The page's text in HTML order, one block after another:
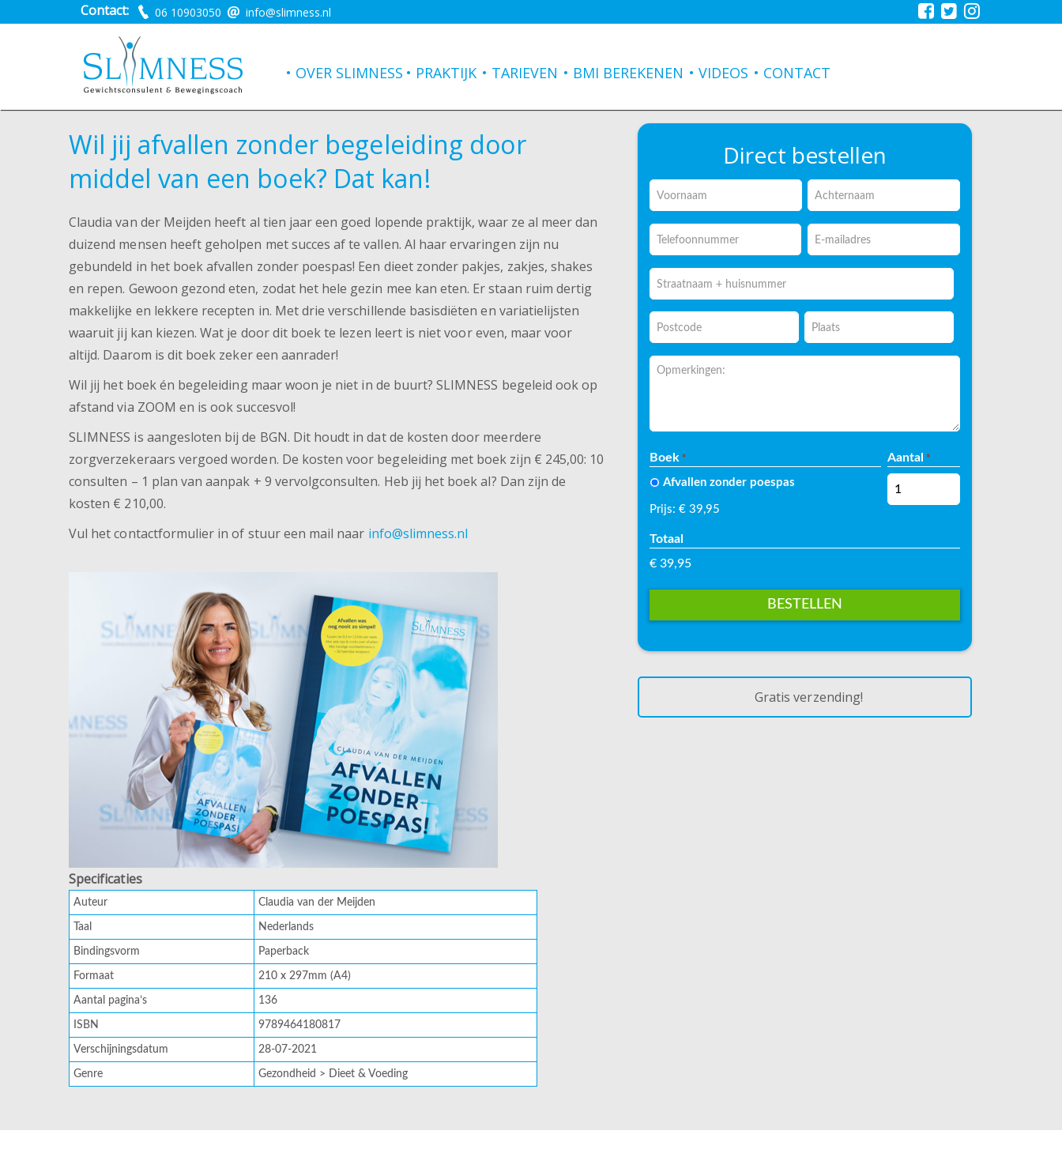
Contact: 06 10903050 info@slimness.nl
OVER SLIMNESS PRAKTIJK TARIEVEN BMI BEREKENEN VIDEOS CONTACT
Wil jij afvallen zonder begeleiding door
middel van een boek? Dat kan!
Claudia van der Meijden heeft al tien jaar een goed lopende praktijk, waar ze al meer dan
duizend mensen heeft geholpen met succes af te vallen. Al haar ervaringen zijn nu
gebundeld in het boek afvallen zonder poespas! Een dieet zonder pakjes, zakjes, shakes
en repen. Gewoon gezond eten, zodat het hele gezin mee kan eten. Er staan ruim dertig
makkelijke en lekkere recepten in. Met drie verschillende basisdiëten en variatielijsten
waaruit jij kan kiezen. Wat je door dit boek te lezen leert is niet voor even, maar voor
altijd. Daarom is dit boek zeker een aanrader!
Wil jij het boek én begeleiding maar woon je niet in de buurt? SLIMNESS begeleid ook op
afstand via ZOOM en is ook succesvol!
SLIMNESS is aangesloten bij de BGN. Dit houdt in dat de kosten door meerdere
zorgverzekeraars vergoed worden. De kosten voor begeleiding met boek zijn € 245,00: 10
consulten – 1 plan van aanpak + 9 vervolgconsulten. Heb jij het boek al? Dan zijn de
kosten € 210,00.
Vul het contactformulier in of stuur een mail naar info@slimness.nl
Specificaties
Auteur Claudia van der Meijden
Taal Nederlands
Bindingsvorm Paperback
Formaat 210 x 297mm (A4)
Aantal pagina’s 136
ISBN 9789464180817
Verschijningsdatum 28-07-2021
Genre Gezondheid > Dieet & Voeding
Direct bestellen
Voornaam Achternaam
Straatnaam
huisnummer
Postcode
Plaats
Opmerkingen:
Boek *
Afvallen zonder poespas
Prijs: € 39,95
Aantal *
Totaal
Gratis verzending!